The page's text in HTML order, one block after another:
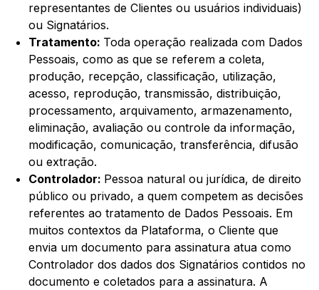
representantes de Clientes ou usuários individuais)
ou Signatários.
Tratamento: Toda operação realizada com Dados
Pessoais, como as que se referem a coleta,
produção, recepção, classificação, utilização,
acesso, reprodução, transmissão, distribuição,
processamento, arquivamento, armazenamento,
eliminação, avaliação ou controle da informação,
modificação, comunicação, transferência, difusão
ou extração.
Controlador: Pessoa natural ou jurídica, de direito
público ou privado, a quem competem as decisões
referentes ao tratamento de Dados Pessoais. Em
muitos contextos da Plataforma, o Cliente que
envia um documento para assinatura atua como
Controlador dos dados dos Signatários contidos no
documento e coletados para a assinatura. A